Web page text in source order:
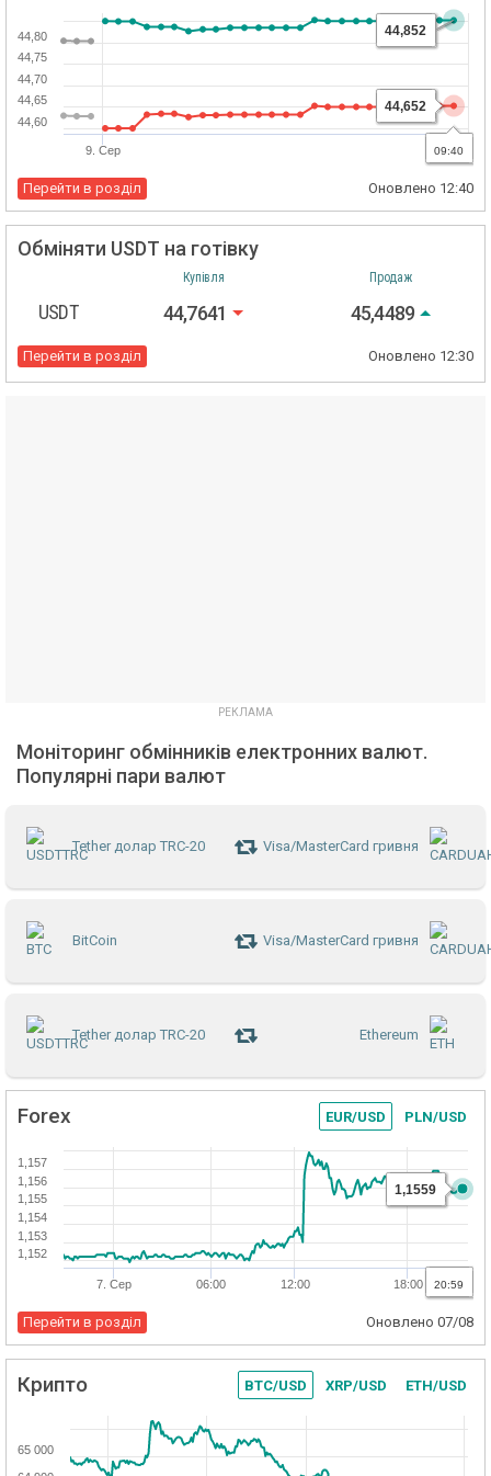
9. Сер 21:00
44,60
44,65
44,70
44,75
44,80
09:40
44,852
44,652
Перейти в розділ Оновлено 12:40
Обміняти USDT на готівку
Купівля Продаж
USDT 44,7641 45,4489
Перейти в розділ Оновлено 12:30
Моніторинг обмінників електронних валют.
Популярні пари валют
Tether долар TRC-20 Visa/MasterCard гривня
BitCoin Visa/MasterCard гривня
Tether долар TRC-20 Ethereum
Forex EUR/USD PLN/USD
7. Сер 06:00 12:00 18:00
1,152
1,154
1,156
1,153
1,155
1,157
20:59
1,1559
Перейти в розділ Оновлено 07/08
Крипто BTC/USD XRP/USD ETH/USD
65 000